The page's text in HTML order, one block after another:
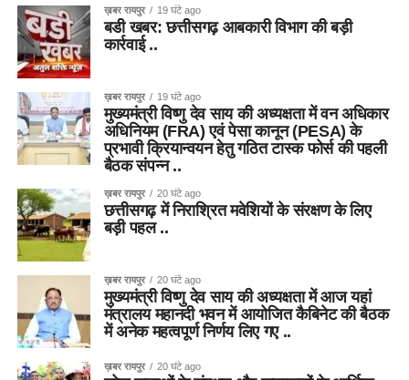
ख़बर रायपुर 19 घंटे ago
बडी खबर: छत्तीसगढ़ आबकारी विभाग की बड़ी
कार्रवाई ..
ख़बर रायपुर 19 घंटे ago
मुख्यमंत्री विष्णु देव साय की अध्यक्षता में वन अधिकार
अधिनियम (FRA) एवं पेसा कानून (PESA) के
प्रभावी क्रियान्वयन हेतु गठित टास्क फोर्स की पहली
बैठक संपन्न ..
ख़बर रायपुर 20 घंटे ago
छत्तीसगढ़ में निराश्रित मवेशियों के संरक्षण के लिए
बड़ी पहल ..
ख़बर रायपुर 20 घंटे ago
मुख्यमंत्री विष्णु देव साय की अध्यक्षता में आज यहां
मंत्रालय महानदी भवन में आयोजित कैबिनेट की बैठक
में अनेक महत्वपूर्ण निर्णय लिए गए ..
ख़बर रायपुर 20 घंटे ago